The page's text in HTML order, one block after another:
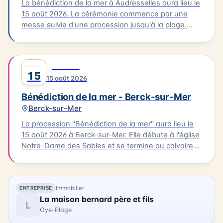
la communauté de Grand-Fort-Philippe.
La bénédiction de la mer à Audresselles aura lieu le
15 août 2026. La cérémonie commence par une
messe suivie d'une procession jusqu'à la plage.
les habitants et les visiteurs de la Côte d'Opale. La
bénédiction de la mer est un événement culturel qui
célèbre la richesse maritime de la région.
15 15 août 2026
Bénédiction de la mer - Berck-sur-Mer
Berck-sur-Mer
La procession "Bénédiction de la mer" aura lieu le
15 août 2026 à Berck-sur-Mer. Elle débute à l'église
Notre-Dame des Sables et se termine au calvaire
des bateaux. Vous pourrez également profiter
d'animations, de stands associatifs et d'un feu
d'artifices en soirée. Cette célébration est un
moment unique pour les habitants et les visiteurs
ENTREPRISE Immobilier
L La maison bernard père et fils
Oye-Plage